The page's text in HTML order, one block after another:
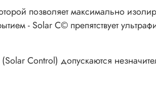
позволяет максимально
- Solar C© препятствует
Control) допускаются